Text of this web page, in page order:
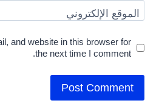
الموقع الإلكتروني
and website in this browser for
the next time I comment.